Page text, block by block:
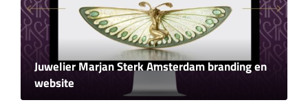
Juwelier Marjan Sterk Amsterdam branding en
website